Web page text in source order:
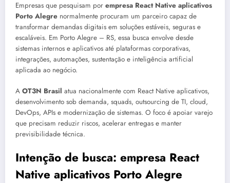
Empresas que pesquisam por empresa React Native aplicativos
Porto Alegre normalmente procuram um parceiro capaz de
transformar demandas digitais em soluções estáveis, seguras e
escaláveis. Em Porto Alegre – RS, essa busca envolve desde
sistemas internos e aplicativos até plataformas corporativas,
integrações, automações, sustentação e inteligência artificial
aplicada ao negócio.
A OT3N Brasil atua nacionalmente com React Native aplicativos,
desenvolvimento sob demanda, squads, outsourcing de TI, cloud,
DevOps, APIs e modernização de sistemas. O foco é apoiar varejo
que precisam reduzir riscos, acelerar entregas e manter
previsibilidade técnica.
Intenção de busca: empresa React
Native aplicativos Porto Alegre